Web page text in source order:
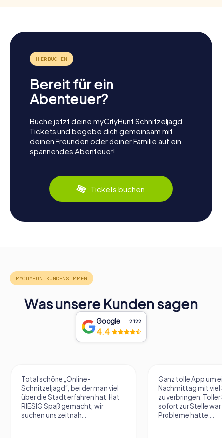
Bereit für ein
Abenteuer?
Buche jetzt deine myCityHunt Schnitzeljagd
Tickets und begebe dich gemeinsam mit
deinen Freunden oder deiner Familie auf ein
spannendes Abenteuer!
Tickets buchen
Was unsere Kunden sagen
Google 2‘122
4.4
Total schöne „Online-
Schnitzeljagd“, bei der man viel
über die Stadt erfahren hat. Hat
RIESIG Spaß gemacht, wir
suchen uns zeitnah...
Ganz tolle App um
Nachmittag mit viel
zu verbringen.
sofort zur Stelle war
Probleme hatte....